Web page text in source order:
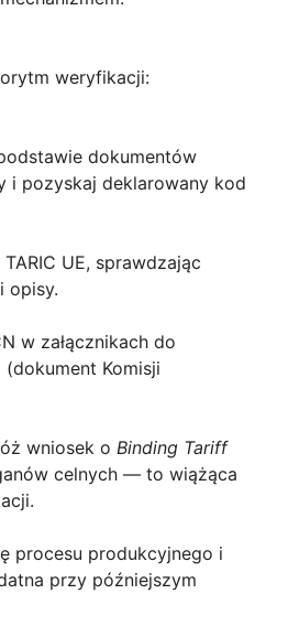
weryfikacji:
dokumentów
i pozyskaj deklarowany kod
TARIC UE, sprawdzając
opisy.
w załącznikach do
Komisji
wniosek o Binding Tariff
celnych — to wiążąca
procesu produkcyjnego i
przy późniejszym